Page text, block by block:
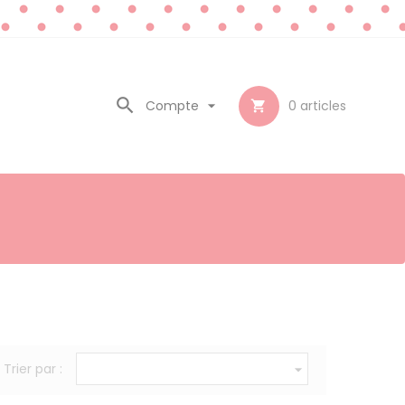
 0 articles
Compte 

Trier par : 